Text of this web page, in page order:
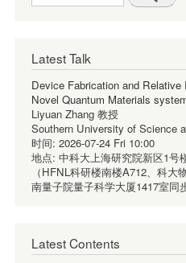
Latest Talk
Device Fabrication and
Novel Quantum Materials
Liyuan Zhang 教授
Southern University of Science
时间: 2026-07-24 Fri 10:00
地点: 中科大上海研究院新区1号
（HFNL科研楼南楼A712、科大
南量子院量子科学大厦1417室同
Latest Contents